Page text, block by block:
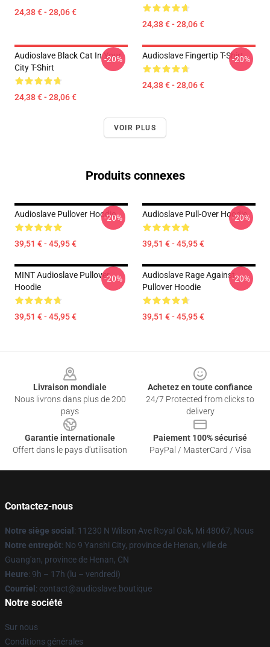
24,38 € - 28,06 €
24,38 € - 28,06 €
Audioslave Black Cat In Your
City T-Shirt
24,38 € - 28,06 €
-20% Audioslave Fingertip T-Shirt
24,38 € - 28,06 €
-20%
VOIR PLUS
Produits connexes
Audioslave Pullover Hoodie
39,51 € - 45,95 €
-20% Audioslave Pull-Over Hoodie
39,51 € - 45,95 €
-20%
MINT Audioslave Pullover
Hoodie
39,51 € - 45,95 €
-20%
Audioslave Rage Against
Pullover Hoodie
39,51 € - 45,95 €
-20%
Livraison mondiale
Nous livrons dans plus de 200
pays
Achetez en toute confiance
24/7 Protected from clicks to
delivery
Garantie internationale
Offert dans le pays d'utilisation
Paiement 100% sécurisé
PayPal / MasterCard / Visa
Contactez-nous
Notre siège social : 11230 N Wilson Ave Royal Oak, Mi 48067, Nous
Notre entrepôt: No 9 Yanshi City, province de Henan, ville de
Guang'an, province de Henan, CN
Heure: 9h – 17h (lu – vendredi)
Courriel : contact@audioslave.boutique
Notre société
Sur nous
Conditions générales